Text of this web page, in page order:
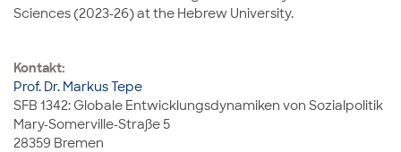
Sciences (2023-26) at the Hebrew University.
Kontakt:
Prof. Dr. Markus Tepe
SFB 1342: Globale Entwicklungsdynamiken von Sozialpolitik
Mary-Somerville-Straße 5
28359 Bremen